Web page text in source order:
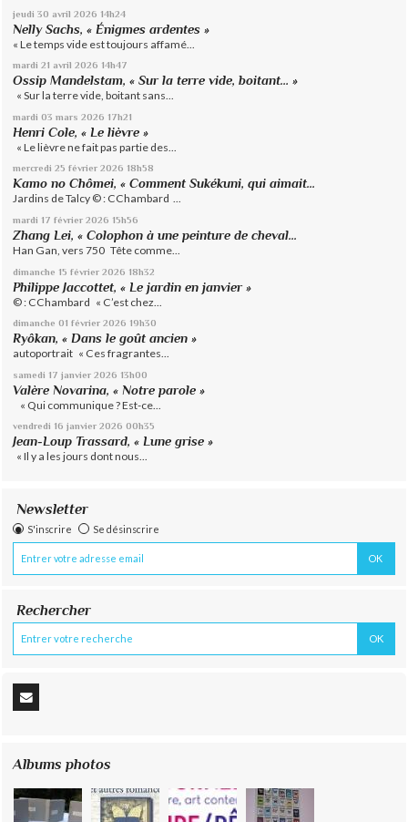
jeudi 30 avril 2026 14h24
Nelly Sachs, « Énigmes ardentes »
« Le temps vide est toujours affamé...
mardi 21 avril 2026 14h47
Ossip Mandelstam, « Sur la terre vide, boitant… »
« Sur la terre vide, boitant sans...
mardi 03 mars 2026 17h21
Henri Cole, « Le lièvre »
« Le lièvre ne fait pas partie des...
mercredi 25 février 2026 18h58
Kamo no Chômei, « Comment Sukékuni, qui aimait...
Jardins de Talcy © : CChambard ...
mardi 17 février 2026 15h56
Zhang Lei, « Colophon à une peinture de cheval...
Han Gan, vers 750 Tête comme...
dimanche 15 février 2026 18h32
Philippe Jaccottet, « Le jardin en janvier »
© : CChambard « C’est chez...
dimanche 01 février 2026 19h30
Ryôkan, « Dans le goût ancien »
autoportrait « Ces fragrantes...
samedi 17 janvier 2026 13h00
Valère Novarina, « Notre parole »
« Qui communique ? Est-ce...
vendredi 16 janvier 2026 00h35
Jean-Loup Trassard, « Lune grise »
« Il y a les jours dont nous...
Newsletter
S'inscrire Se désinscrire
Rechercher
Albums photos